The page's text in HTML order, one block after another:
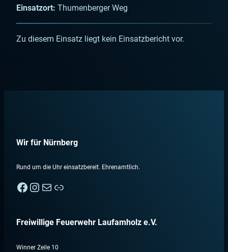
Einsatzort: Thumenberger Weg
Zu diesem Einsatz liegt kein Einsatzbericht vor.
Wir für Nürnberg
Rund um die Uhr einsatzbereit. Ehrenamtlich.
Facebook Instagram E-Mail Nebenan
Freiwillige Feuerwehr Laufamholz e.V.
Winner Zeile 10